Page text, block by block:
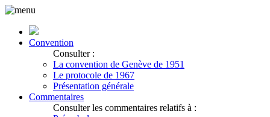
Convention
Consulter :
La convention de Genève de 1951
Le protocole de 1967
Présentation générale
Commentaires
Consulter les commentaires relatifs à :